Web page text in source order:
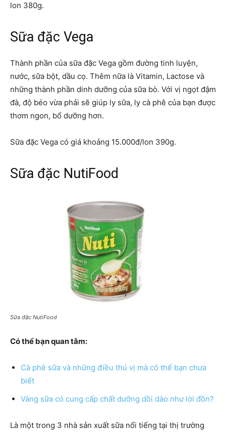
lon 380g.
Sữa đặc Vega
Thành phần của sữa đặc Vega gồm đường tinh luyện,
nước, sữa bột, dầu cọ. Thêm nữa là Vitamin, Lactose và
những thành phần dinh dưỡng của sữa bò. Với vị ngọt đậm
đà, độ béo vừa phải sẽ giúp ly sữa, ly cà phê của bạn được
thơm ngon, bổ dưỡng hơn.
Sữa đặc Vega có giá khoảng 15.000đ/lon 390g.
Sữa đặc NutiFood
Sữa đặc NutiFood
Có thể bạn quan tâm:
Cà phê sữa và những điều thú vị mà có thể bạn chưa
biết
Váng sữa có cung cấp chất dưỡng dồi dào như lời đồn?
Là một trong 3 nhà sản xuất sữa nổi tiếng tại thị trường